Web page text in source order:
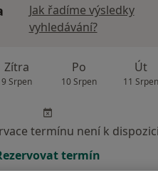
Jak řadíme výsledky
vyhledávání?
Zítra
9 Srpen
Po
10 Srpen
Út
11 Srpen
termínu není k dispozici
termín